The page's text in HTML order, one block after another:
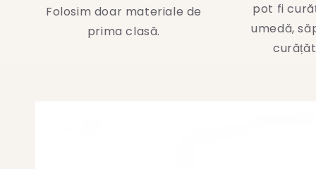
Folosim doar materiale de
prima clasă.
pot fi
umedă,